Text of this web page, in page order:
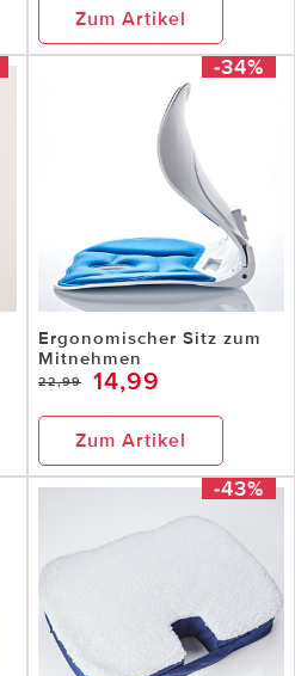
Zum Artikel
-34%
Ergonomischer Sitz zum
Mitnehmen
22,99 14,99
Zum Artikel
-43%